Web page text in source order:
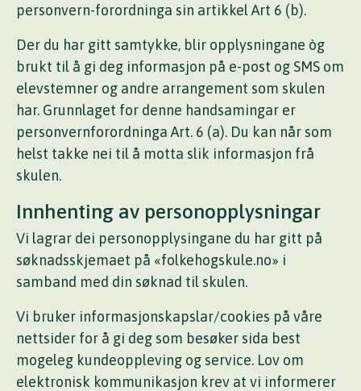
personvern-forordninga sin artikkel Art 6 (b).
Der du har gitt samtykke, blir opplysningane òg
brukt til å gi deg informasjon på e-post og SMS om
elevstemner og andre arrangement som skulen
har. Grunnlaget for denne handsamingar er
personvernforordninga Art. 6 (a). Du kan når som
helst takke nei til å motta slik informasjon frå
skulen.
Innhenting av personopplysningar
Vi lagrar dei personopplysingane du har gitt på
søknadsskjemaet på «folkehogskule.no» i
samband med din søknad til skulen.
Vi bruker informasjonskapslar/cookies på våre
nettsider for å gi deg som besøker sida best
mogeleg kundeoppleving og service. Lov om
elektronisk kommunikasjon krev at vi informerer